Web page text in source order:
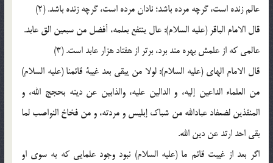
عالم زنده است، گرچه مرده باشد؛ نادان مرده است، گرچه زنده باشد. (2)
قال الامام الباقر (علیه السلام): عال ینتفع بعلمه، أفضل من سبعین الق عابد.
عالمی که از علمش بهره مند برد، برتر از هفتاد هزار عابد است. (3)
قال الامام الهای (علیه السلام): لولا من یبقی بعد غیبة قائمنا (علیه السلام)
من العلماء الداعین إلیه، و الدالین علیه، والذابین عن دینه بحجج الله، و
المنقذین لضعفاد عبادالله من شباک إبلیس و مردته، و من فخاخ النواصب لما
بقی احد ارتد عن دین الله.
اگر بعد از غیبت قائم ما (علیه السلام) نبود وجود علمایی که به سوی او